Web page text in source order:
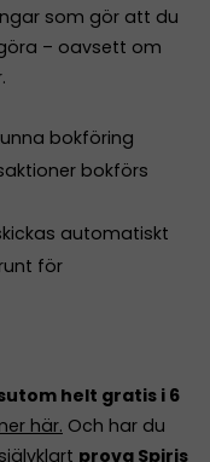
som gör att du
– oavsett om
bokföring
bokförs
automatiskt
för
helt gratis i 6
här. Och har du
prova Spiris